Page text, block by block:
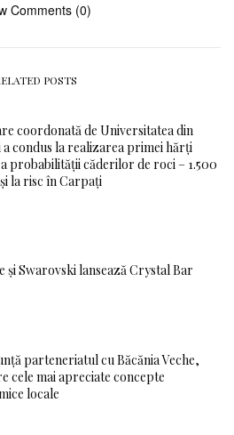
Comments (0)
POSTS
coordonată de Universitatea din
condus la realizarea primei hărți
probabilității căderilor de roci – 1.500
la risc în Carpați
și Swarovski lansează Crystal Bar
parteneriatul cu Băcănia Veche,
cele mai apreciate concepte
locale